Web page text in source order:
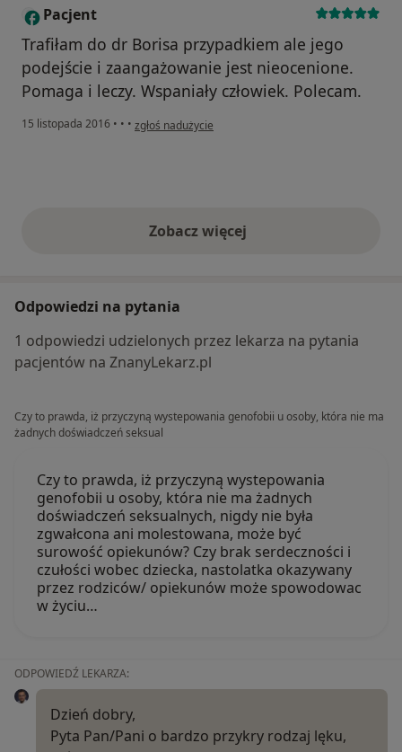
Pacjent
Trafiłam do dr Borisa przypadkiem ale jego
podejście i zaangażowanie jest nieocenione.
Pomaga i leczy. Wspaniały człowiek. Polecam.
15 listopada 2016 • • • w opinii użytkownika Pacjent
zgłoś nadużycie
Zobacz więcejopinie powyżej
Odpowiedzi na pytania
1 odpowiedzi udzielonych przez lekarza na pytania
pacjentów na ZnanyLekarz.pl
Czy to prawda, iż przyczyną wystepowania genofobii u osoby, która nie ma
żadnych doświadczeń seksual
Czy to prawda, iż przyczyną wystepowania
genofobii u osoby, która nie ma żadnych
doświadczeń seksualnych, nigdy nie była
zgwałcona ani molestowana, może być
surowość opiekunów? Czy brak serdeczności i
czułości wobec dziecka, nastolatka okazywany
przez rodziców/ opiekunów może spowodowac
w życiu…
ODPOWIEDŹ LEKARZA:
Dzień dobry,
Pyta Pan/Pani o bardzo przykry rodzaj lęku,